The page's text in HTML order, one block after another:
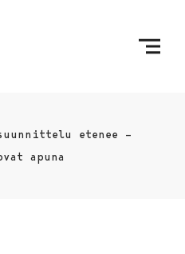
etenee –
apuna